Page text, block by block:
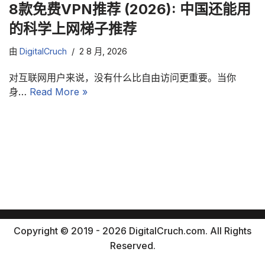
8款免费VPN推荐 (2026): 中国还能用
的科学上网梯子推荐
由 DigitalCruch 2 8 月, 2026
对互联网用户来说，没有什么比自由访问更重要。当你
身… Read More »
Copyright © 2019 - 2026 DigitalCruch.com. All Rights
Reserved.